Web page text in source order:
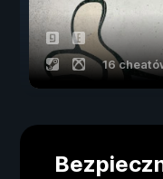
16